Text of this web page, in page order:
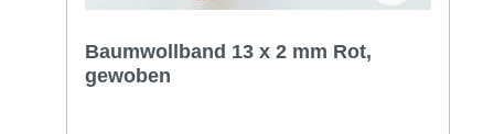
Baumwollband 13 x 2 mm Rot,
gewoben